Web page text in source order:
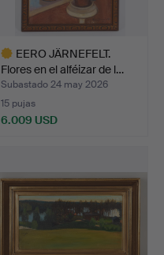
EERO JÄRNEFELT.
Flores en el alféizar de l…
Subastado 24 may 2026
15 pujas
6.009 USD